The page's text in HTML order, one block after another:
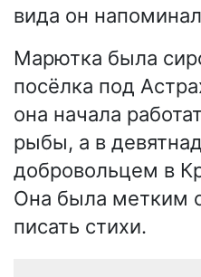
вида он
Марютка была
посёлка под
она начала
рыбы, а в
добровольцем в
Она была метким
писать стихи.